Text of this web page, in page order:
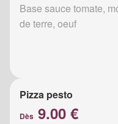
Base sauce tomate,
de terre, oeuf
Pizza pesto
Dès 9.00 €